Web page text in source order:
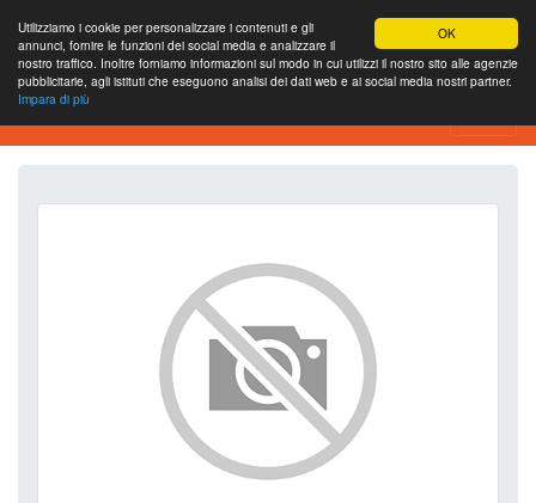
OK
Utilizziamo i cookie per personalizzare i contenuti e gli
annunci, fornire le funzioni dei social media e analizzare il
nostro traffico. Inoltre forniamo informazioni sul modo in cui utilizzi il nostro sito alle agenzie
pubblicitarie, agli istituti che eseguono analisi dei dati web e ai social media nostri partner.
Impara di più
SEO Analytics